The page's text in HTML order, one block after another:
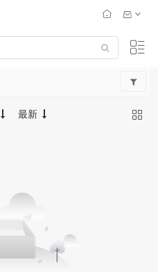
最新